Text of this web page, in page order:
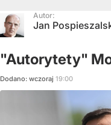
Autor:
Jan
"Autorytety"
Dodano: wczoraj 19:00